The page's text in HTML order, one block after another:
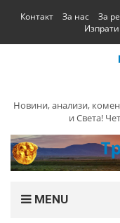
Контакт За нас За
Новини, анализи,
и Света!
MENU